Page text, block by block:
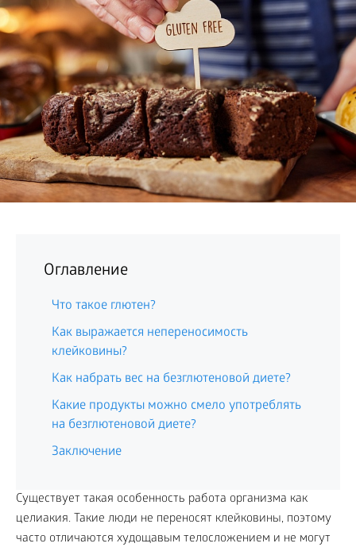
Оглавление
Что такое глютен?
Как выражается непереносимость
клейковины?
Как набрать вес на безглютеновой диете?
Какие продукты можно смело употреблять
на безглютеновой диете?
Заключение
Существует такая особенность работа организма как
целиакия. Такие люди не переносят клейковины, поэтому
часто отличаются худощавым телосложением и не могут